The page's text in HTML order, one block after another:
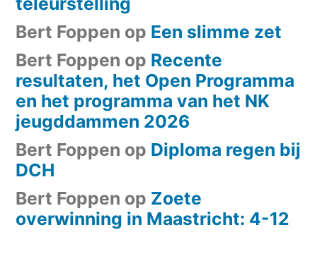
Bert Foppen op Een slimme zet
Bert Foppen op Recente
resultaten, het Open Programma
en het programma van het NK
jeugddammen 2026
Bert Foppen op Diploma regen bij
DCH
Bert Foppen op Zoete
overwinning in Maastricht: 4-12